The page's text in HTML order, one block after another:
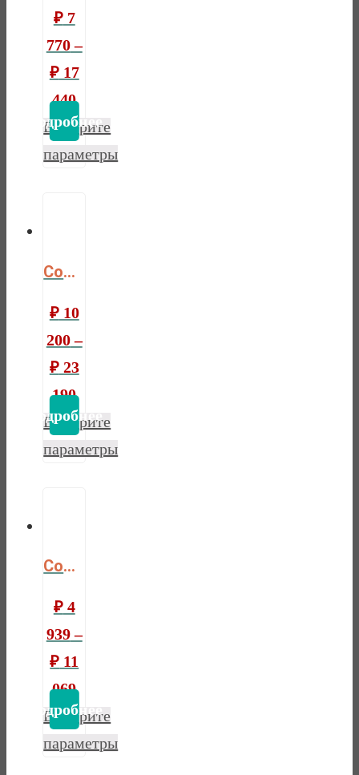
₽7
770–
₽17
440
Выберите
параметры
Comfort latex
₽10
200–
₽23
190
Выберите
параметры
Comfort plus
₽4
939–
₽ 11
069
Выберите
параметры